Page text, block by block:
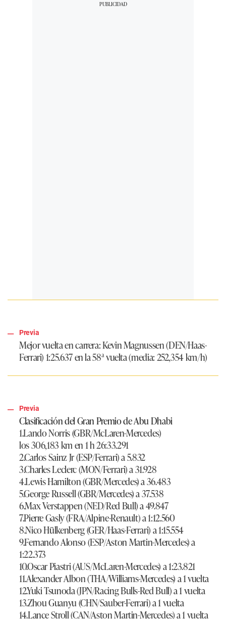
Previa
Mejor vuelta en carrera: Kevin Magnussen (DEN/Haas-
Ferrari) 1:25.637 en la 58ª vuelta (media: 252,354 km/h)
Previa
Clasificación del Gran Premio de Abu Dhabi
1.Lando Norris (GBR/McLaren-Mercedes)
los 306,183 km en 1 h 26:33.291
2.Carlos Sainz Jr (ESP/Ferrari) a 5.832
3.Charles Leclerc (MON/Ferrari) a 31.928
4.Lewis Hamilton (GBR/Mercedes) a 36.483
5.George Russell (GBR/Mercedes) a 37.538
6.Max Verstappen (NED/Red Bull) a 49.847
7.Pierre Gasly (FRA/Alpine-Renault) a 1:12.560
8.Nico Hülkenberg (GER/Haas-Ferrari) a 1:15.554
9.Fernando Alonso (ESP/Aston Martin-Mercedes) a
1:22.373
10.Oscar Piastri (AUS/McLaren-Mercedes) a 1:23.821
11.Alexander Albon (THA/Williams-Mercedes) a 1 vuelta
12.Yuki Tsunoda (JPN/Racing Bulls-Red Bull) a 1 vuelta
13.Zhou Guanyu (CHN/Sauber-Ferrari) a 1 vuelta
14.Lance Stroll (CAN/Aston Martin-Mercedes) a 1 vuelta